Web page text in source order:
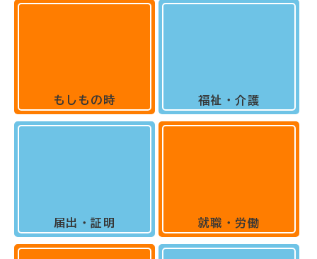
もしもの時
届出・証明
福祉・介護
就職・労働